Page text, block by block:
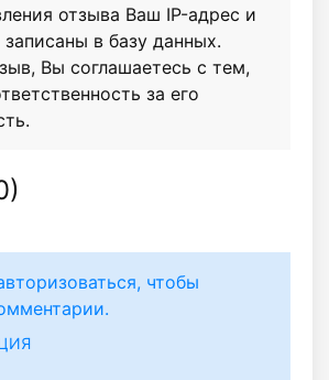
отзыва Ваш IP-адрес и
в базу данных.
Вы соглашаетесь с тем,
за его
)
чтобы